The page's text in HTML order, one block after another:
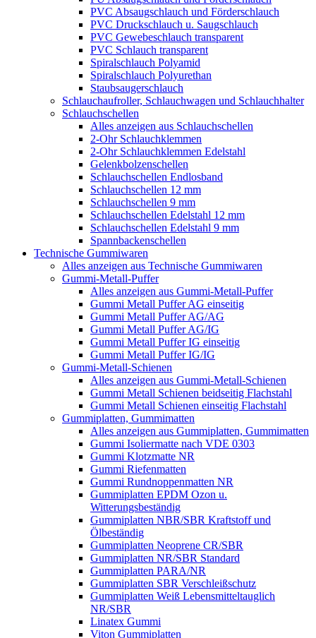
PVC Absaugschlauch und Förderschlauch
PVC Druckschlauch u. Saugschlauch
PVC Gewebeschlauch transparent
PVC Schlauch transparent
Spiralschlauch Polyamid
Spiralschlauch Polyurethan
Staubsaugerschlauch
Schlauchaufroller, Schlauchwagen und Schlauchhalter
Schlauchschellen
Alles anzeigen aus Schlauchschellen
2-Ohr Schlauchklemmen
2-Ohr Schlauchklemmen Edelstahl
Gelenkbolzenschellen
Schlauchschellen Endlosband
Schlauchschellen 12 mm
Schlauchschellen 9 mm
Schlauchschellen Edelstahl 12 mm
Schlauchschellen Edelstahl 9 mm
Spannbackenschellen
Technische Gummiwaren
Alles anzeigen aus Technische Gummiwaren
Gummi-Metall-Puffer
Alles anzeigen aus Gummi-Metall-Puffer
Gummi Metall Puffer AG einseitig
Gummi Metall Puffer AG/AG
Gummi Metall Puffer AG/IG
Gummi Metall Puffer IG einseitig
Gummi Metall Puffer IG/IG
Gummi-Metall-Schienen
Alles anzeigen aus Gummi-Metall-Schienen
Gummi Metall Schienen beidseitig Flachstahl
Gummi Metall Schienen einseitig Flachstahl
Gummiplatten, Gummimatten
Alles anzeigen aus Gummiplatten, Gummimatten
Gummi Isoliermatte nach VDE 0303
Gummi Klotzmatte NR
Gummi Riefenmatten
Gummi Rundnoppenmatten NR
Gummiplatten EPDM Ozon u.
Witterungsbeständig
Gummiplatten NBR/SBR Kraftstoff und
Ölbeständig
Gummiplatten Neoprene CR/SBR
Gummiplatten NR/SBR Standard
Gummiplatten PARA/NR
Gummiplatten SBR Verschleißschutz
Gummiplatten Weiß Lebensmitteltauglich
NR/SBR
Linatex Gummi
Viton Gummiplatten